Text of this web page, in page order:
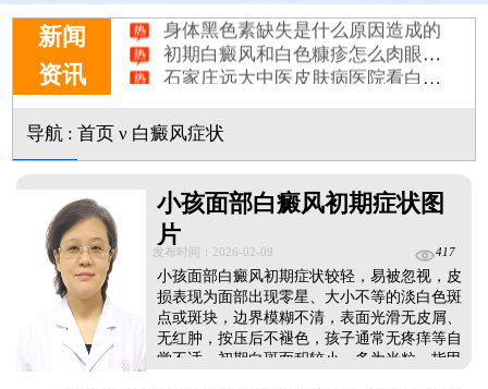
新闻
资讯
初期白癜风和白色糠疹怎么肉眼区分
石家庄远大中医皮肤病医院看白斑好吗
他克莫司能涂在嘴唇周围的白斑上吗
白癜风早期是什么症状图片
导航: 首页ν 白癜风症状
小孩面部白癜风初期症状图
片
发布时间：2026-02-09 417
小孩面部白癜风初期症状较轻，易被忽视，皮
损表现为面部出现零星、大小不等的淡白色斑
点或斑块，边界模糊不清，表面光滑无皮屑、
无红肿，按压后不褪色，孩子通常无疼痒等自
觉不适。初期白斑面积较小，多为米粒、指甲